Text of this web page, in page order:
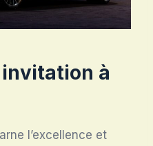
à
l’excellence et